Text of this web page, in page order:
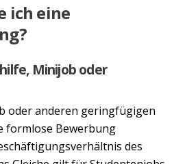
ich eine
Minijob oder
oder anderen geringfügigen
formlose Bewerbung
des